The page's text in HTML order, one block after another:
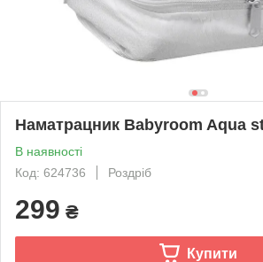
Наматрацник Babyroom Aqua
В наявності
Код: 624736
Роздріб
299 ₴
Купити